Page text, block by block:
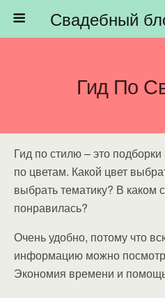
Гид По
Гид по стилю – это
по цветам. Какой цвет
выбрать тематику? В каком
понравилась?
Очень удобно, потому что
информацию можно
Экономия времени и